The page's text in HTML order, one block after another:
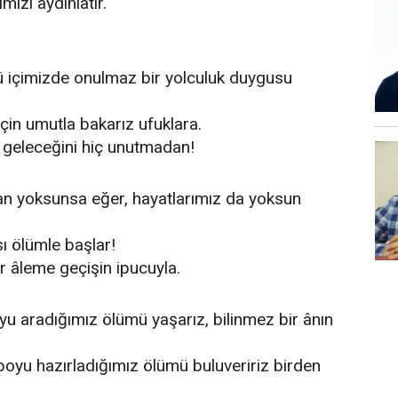
içimizde onulmaz bir yolculuk duygusu
umutla bakarız ufuklara.
geleceğini hiç unutmadan!
yoksunsa eğer, hayatlarımız da yoksun
ölümle başlar!
âleme geçişin ipucuyla.
aradığımız ölümü yaşarız, bilinmez bir ânın
hazırladığımız ölümü buluveririz birden